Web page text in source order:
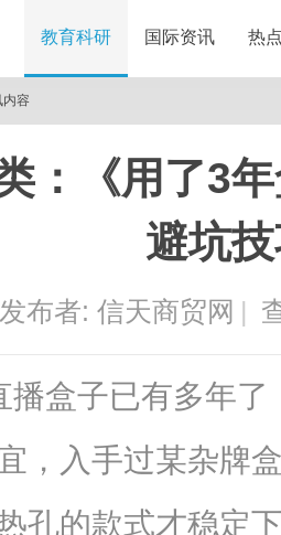
教育科研 国际资讯 热
内容
：《用了3
避坑
发布者: 信天商贸网 |
播盒子已有多年
，入手过某杂牌
孔的款式才稳定